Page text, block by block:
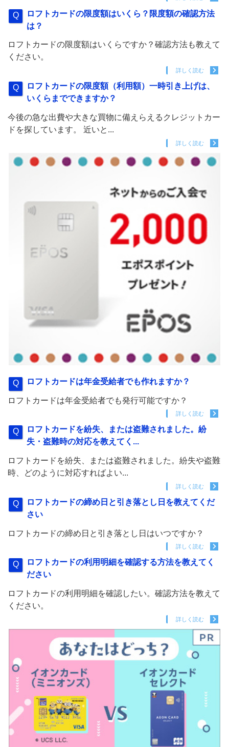
ロフトカードの限度額はいくら？限度額の確認方法
は？
ロフトカードの限度額はいくらですか？確認方法も教えて
ください。
詳しく読む
ロフトカードの限度額（利用額）一時引き上げは、
いくらまでできますか？
今後の急な出費や大きな買物に備えらえるクレジットカー
ドを探しています。 近いと...
詳しく読む
ロフトカードは年金受給者でも作れますか？
ロフトカードは年金受給者でも発行可能ですか？
詳しく読む
ロフトカードを紛失、または盗難されました。紛
失・盗難時の対応を教えてく...
ロフトカードを紛失、または盗難されました。紛失や盗難
時、どのように対応すればよい...
詳しく読む
ロフトカードの締め日と引き落とし日を教えてくだ
さい
ロフトカードの締め日と引き落とし日はいつですか？
詳しく読む
ロフトカードの利用明細を確認する方法を教えてく
ださい
ロフトカードの利用明細を確認したい。確認方法を教えて
ください。
詳しく読む